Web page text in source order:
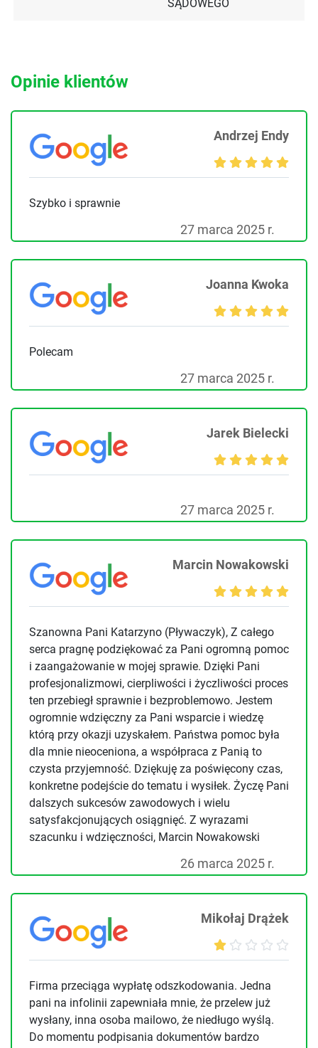
SĄDOWEGO
Opinie klientów
Andrzej Endy
Szybko i sprawnie
27 marca 2025 r.
Joanna Kwoka
Polecam
27 marca 2025 r.
Jarek Bielecki
27 marca 2025 r.
Marcin Nowakowski
Szanowna Pani Katarzyno (Pływaczyk), Z całego
serca pragnę podziękować za Pani ogromną pomoc
i zaangażowanie w mojej sprawie. Dzięki Pani
profesjonalizmowi, cierpliwości i życzliwości proces
ten przebiegł sprawnie i bezproblemowo. Jestem
ogromnie wdzięczny za Pani wsparcie i wiedzę
którą przy okazji uzyskałem. Państwa pomoc była
dla mnie nieoceniona, a współpraca z Panią to
czysta przyjemność. Dziękuję za poświęcony czas,
konkretne podejście do tematu i wysiłek. Życzę Pani
dalszych sukcesów zawodowych i wielu
satysfakcjonujących osiągnięć. Z wyrazami
szacunku i wdzięczności, Marcin Nowakowski
26 marca 2025 r.
Mikołaj Drążek
Firma przeciąga wypłatę odszkodowania. Jedna
pani na infolinii zapewniała mnie, że przelew już
wysłany, inna osoba mailowo, że niedługo wyślą.
Do momentu podpisania dokumentów bardzo